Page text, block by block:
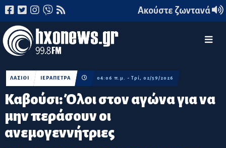
Ακούστε ζωντανά
Καβούσι: Όλοι στον αγώνα για να
μην περάσουν οι
ανεμογεννήτριες
ΛΑΣΙΘΙ ΙΕΡΑΠΕΤΡΑ 04:06 π.μ. - Τρί, 02/59/2026